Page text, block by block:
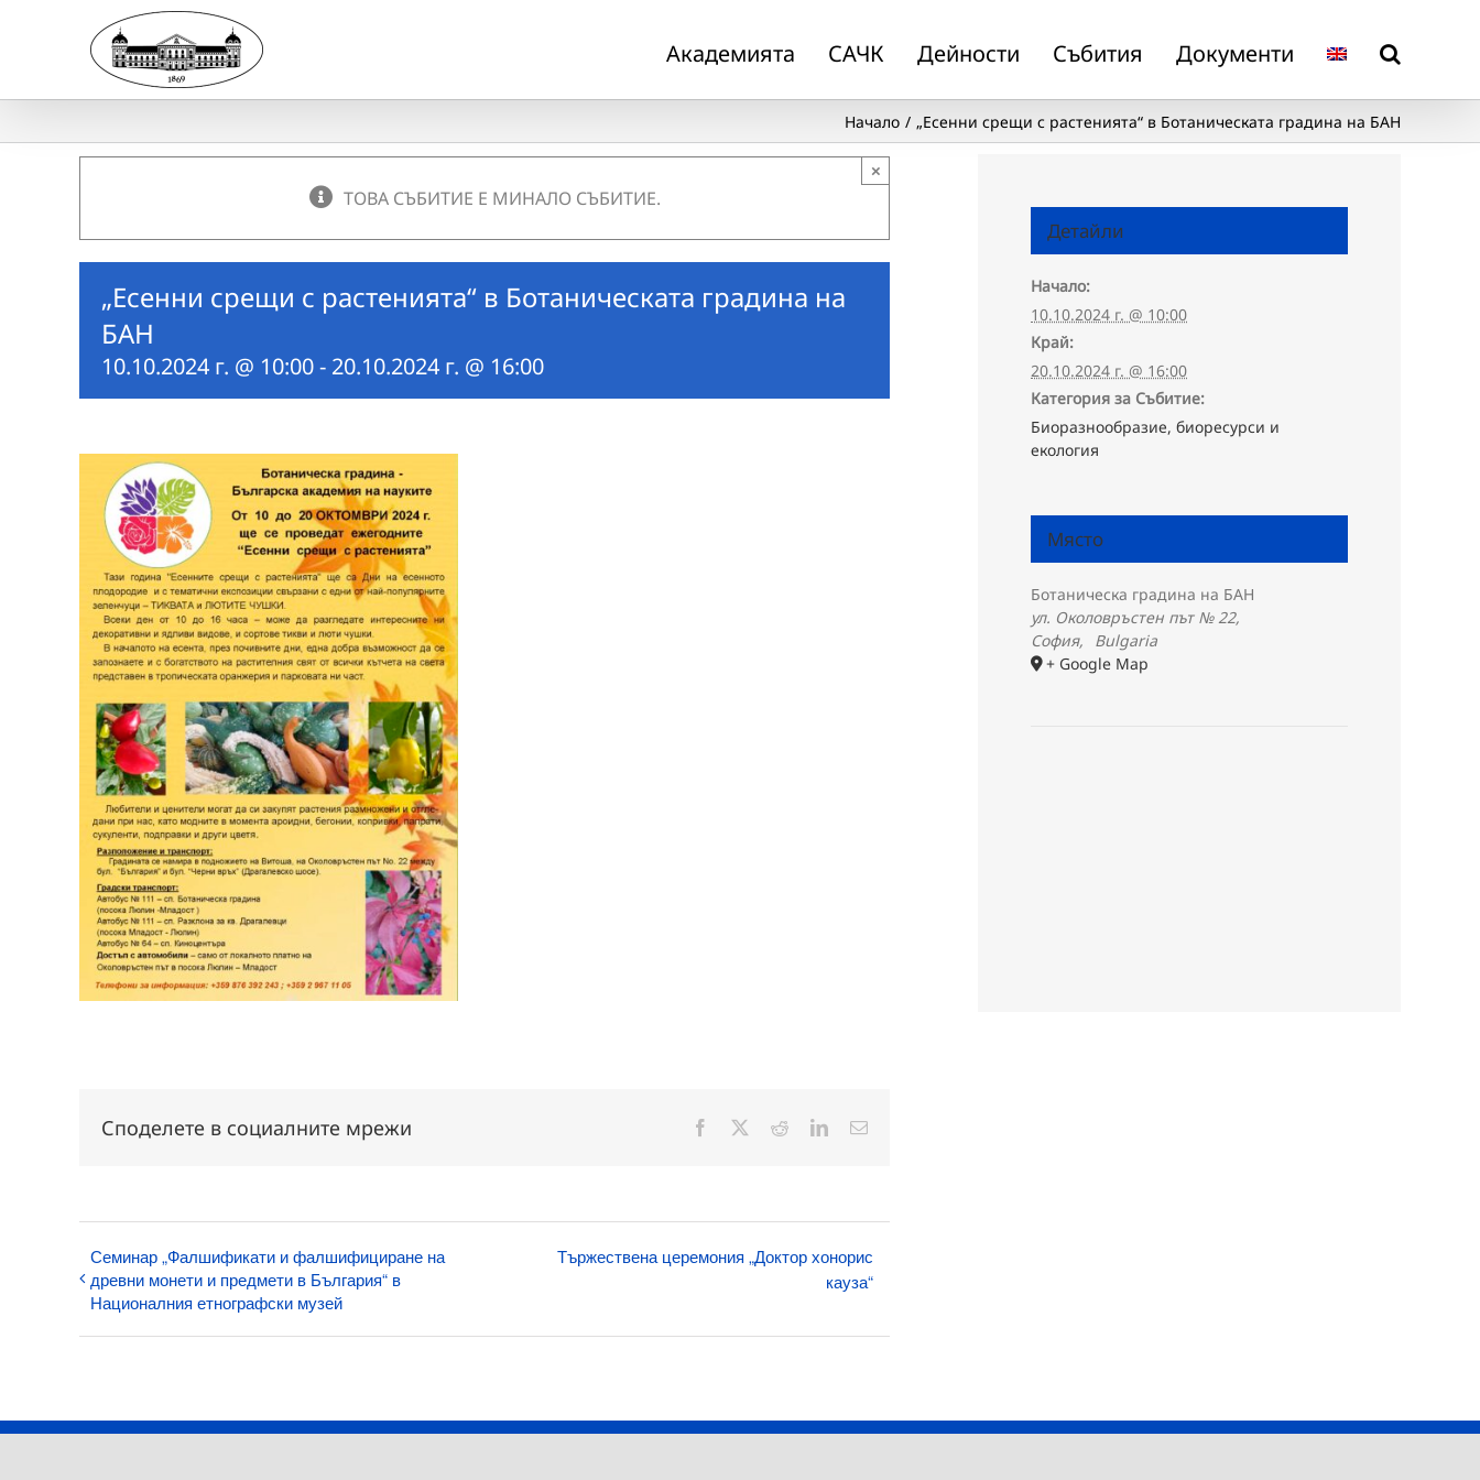
Академията САЧК Дейности Събития Документи
Начало „Есенни срещи с растенията“ в Ботаническата градина на БАН
ТОВА СЪБИТИЕ Е МИНАЛО СЪБИТИЕ.
×
„Есенни срещи с растенията“ в Ботаническата градина на
БАН
10.10.2024 г. @ 10:00- 20.10.2024 г. @ 16:00
Споделете в социалните мрежи Facebook RedditLinkedInЕлектронна
Семинар „Фалшификати и фалшифициране на
древни монети и предмети в България“ в
Националния етнографски музей
Тържествена церемония „Доктор хонорис
кауза“
Детайли
Начало:
10.10.2024 г. @ 10:00
Край:
20.10.2024 г. @ 16:00
Категория за Събитие:
Биоразнообразие, биоресурси и
екология
Място
Ботаническа градина на БАН
ул. Околовръстен път № 22,
София,
Bulgaria
+ Google Map